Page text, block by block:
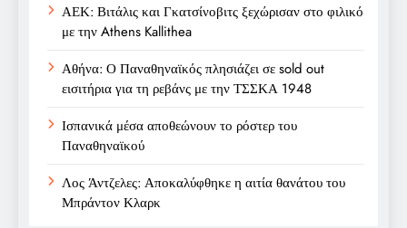
ΑΕΚ: Βιτάλις και Γκατσίνοβιτς ξεχώρισαν στο φιλικό
με την Athens Kallithea
Αθήνα: Ο Παναθηναϊκός πλησιάζει σε sold out
εισιτήρια για τη ρεβάνς με την ΤΣΣΚΑ 1948
Ισπανικά μέσα αποθεώνουν το ρόστερ του
Παναθηναϊκού
Λος Άντζελες: Αποκαλύφθηκε η αιτία θανάτου του
Μπράντον Κλαρκ